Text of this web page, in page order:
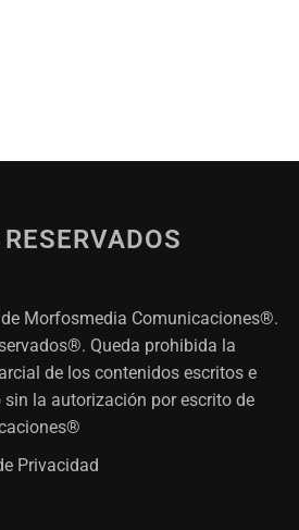
Morfosmedia Comunicaciones®.
Queda prohibida la
de los contenidos escritos e
sin la autorización por escrito de
Privacidad